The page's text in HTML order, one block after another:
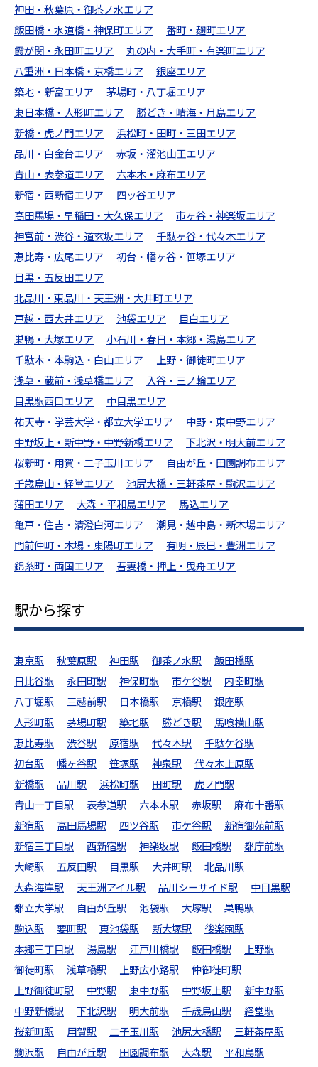
神田・秋葉原・御茶ノ水エリア
飯田橋・水道橋・神保町エリア
番町・麹町エリア
霞が関・永田町エリア
丸の内・大手町・有楽町エリア
八重洲・日本橋・京橋エリア
銀座エリア
築地・新富エリア
茅場町・八丁堀エリア
東日本橋・人形町エリア
勝どき・晴海・月島エリア
新橋・虎ノ門エリア
浜松町・田町・三田エリア
品川・白金台エリア
赤坂・溜池山王エリア
青山・表参道エリア
六本木・麻布エリア
新宿・西新宿エリア
四ッ谷エリア
高田馬場・早稲田・大久保エリア
市ヶ谷・神楽坂エリア
神宮前・渋谷・道玄坂エリア
千駄ヶ谷・代々木エリア
恵比寿・広尾エリア
初台・幡ヶ谷・笹塚エリア
目黒・五反田エリア
北品川・東品川・天王洲・大井町エリア
戸越・西大井エリア
池袋エリア
目白エリア
巣鴨・大塚エリア
小石川・春日・本郷・湯島エリア
千駄木・本駒込・白山エリア
上野・御徒町エリア
浅草・蔵前・浅草橋エリア
入谷・三ノ輪エリア
目黒駅西口エリア
中目黒エリア
祐天寺・学芸大学・都立大学エリア
中野・東中野エリア
中野坂上・新中野・中野新橋エリア
下北沢・明大前エリア
桜新町・用賀・二子玉川エリア
自由が丘・田園調布エリア
千歳烏山・経堂エリア
池尻大橋・三軒茶屋・駒沢エリア
蒲田エリア
大森・平和島エリア
馬込エリア
亀戸・住吉・清澄白河エリア
潮見・越中島・新木場エリア
門前仲町・木場・東陽町エリア
有明・辰巳・豊洲エリア
錦糸町・両国エリア
吾妻橋・押上・曳舟エリア
駅から探す
東京駅 秋葉原駅 神田駅 御茶ノ水駅
飯田橋駅
日比谷駅
永田町駅 神保町駅 市ケ谷駅
内幸町駅
八丁堀駅
三越前駅 日本橋駅 京橋駅
銀座駅
人形町駅
茅場町駅 築地駅 勝どき駅
馬喰横山駅
恵比寿駅
渋谷駅 原宿駅 代々木駅
千駄ケ谷駅
初台駅
幡ヶ谷駅 笹塚駅 神泉駅
代々木上原駅
新橋駅
品川駅 浜松町駅 田町駅
虎ノ門駅
青山一丁目駅
表参道駅 六本木駅 赤坂駅
麻布十番駅
新宿駅
高田馬場駅 四ツ谷駅 市ケ谷駅
新宿御苑前駅
新宿三丁目駅
西新宿駅 神楽坂駅 飯田橋駅
都庁前駅
大崎駅
五反田駅 目黒駅 大井町駅
北品川駅
大森海岸駅
天王洲アイル駅 品川シーサイド駅
中目黒駅
都立大学駅
自由が丘駅 池袋駅 大塚駅
巣鴨駅
駒込駅
要町駅 東池袋駅 新大塚駅
後楽園駅
本郷三丁目駅
湯島駅 江戸川橋駅 飯田橋駅
上野駅
御徒町駅
浅草橋駅 上野広小路駅
仲御徒町駅
上野御徒町駅
中野駅 東中野駅 中野坂上駅
新中野駅
中野新橋駅
下北沢駅 明大前駅 千歳烏山駅
経堂駅
桜新町駅
用賀駅 二子玉川駅 池尻大橋駅
三軒茶屋駅
駒沢駅
自由が丘駅 田園調布駅 大森駅
平和島駅